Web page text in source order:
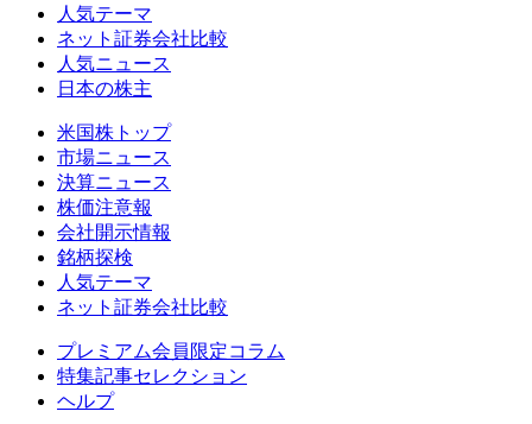
人気テーマ
ネット証券会社比較
人気ニュース
日本の株主
米国株トップ
市場ニュース
決算ニュース
株価注意報
会社開示情報
銘柄探検
人気テーマ
ネット証券会社比較
プレミアム会員限定コラム
特集記事セレクション
ヘルプ